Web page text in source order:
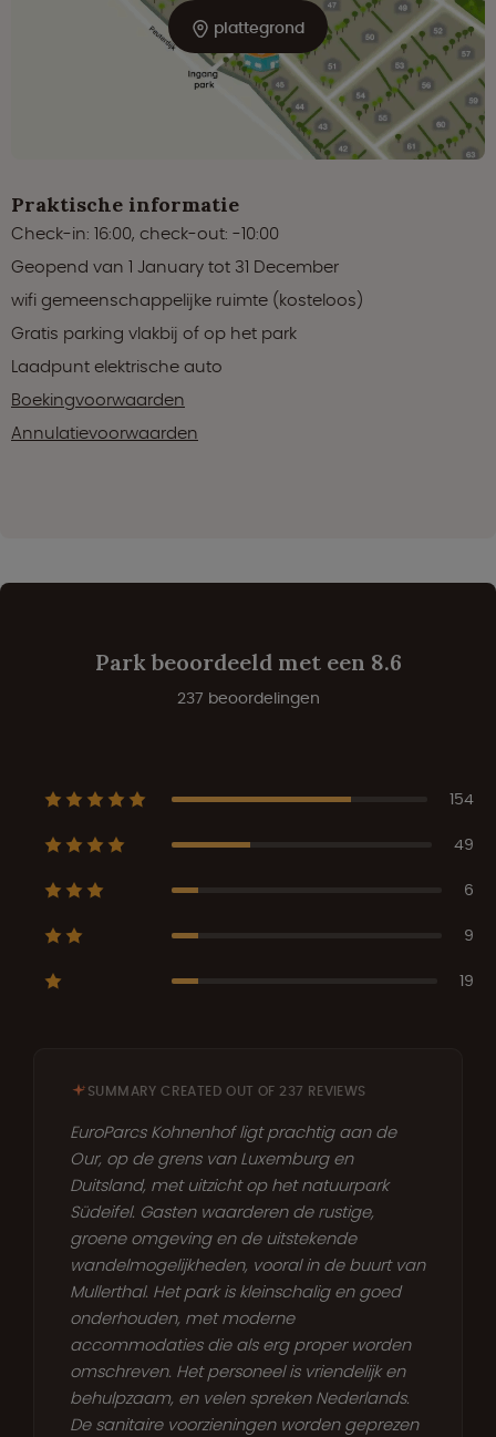
plattegrond
Praktische informatie
Check-in: 16:00, check-out: -10:00
Geopend van 1 January tot 31 December
wifi gemeenschappelijke ruimte (kosteloos)
Gratis parking vlakbij of op het park
Laadpunt elektrische auto
Boekingvoorwaarden
Annulatievoorwaarden
Park beoordeeld met een 8.6
237 beoordelingen
154
49
6
9
19
SUMMARY CREATED OUT OF 237 REVIEWS
EuroParcs Kohnenhof ligt prachtig aan de
Our, op de grens van Luxemburg en
Duitsland, met uitzicht op het natuurpark
Südeifel. Gasten waarderen de rustige,
groene omgeving en de uitstekende
wandelmogelijkheden, vooral in de buurt van
Mullerthal. Het park is kleinschalig en goed
onderhouden, met moderne
accommodaties die als erg proper worden
omschreven. Het personeel is vriendelijk en
behulpzaam, en velen spreken Nederlands.
De sanitaire voorzieningen worden geprezen